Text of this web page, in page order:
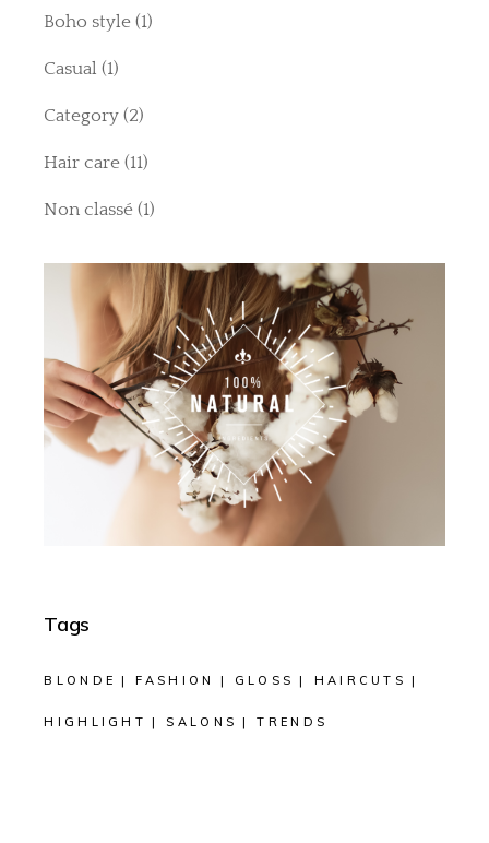
Boho style (1)
Casual (1)
Category (2)
Hair care (11)
Non classé (1)
Tags
BLONDE FASHION GLOSS HAIRCUTS
HIGHLIGHT SALONS TRENDS